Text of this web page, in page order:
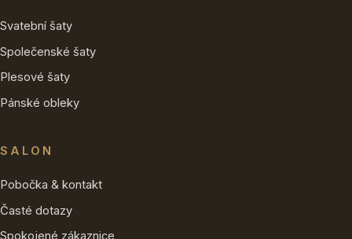
Svatební šaty
Společenské šaty
Plesové šaty
Pánské obleky
SALON
Pobočka & kontakt
Časté dotazy
Spokojené zákaznice